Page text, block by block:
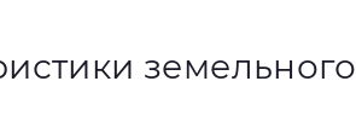
земельного